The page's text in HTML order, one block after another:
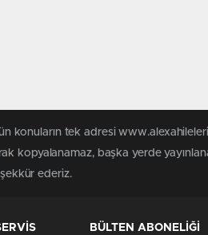
konuların tek adresi
kopyalanamaz, başka yerde
ederiz.
BÜLTEN ABONELİĞİ